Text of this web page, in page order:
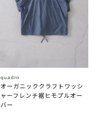
quadro
オーガニッククラフトワッシ
ャーフレンチ裾ヒモプルオー
バー